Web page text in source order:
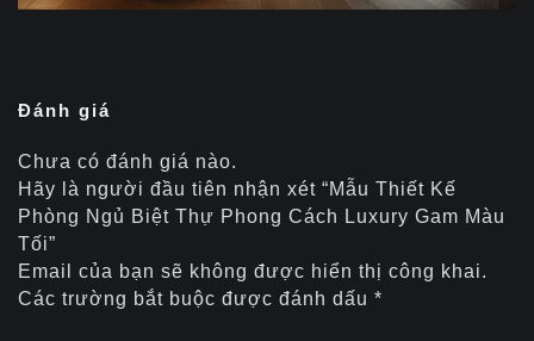
Đánh giá
Chưa có đánh giá nào.
Hãy là người đầu tiên nhận xét “Mẫu Thiết Kế
Phòng Ngủ Biệt Thự Phong Cách Luxury Gam Màu
Tối”
Email của bạn sẽ không được hiển thị công khai.
Các trường bắt buộc được đánh dấu *